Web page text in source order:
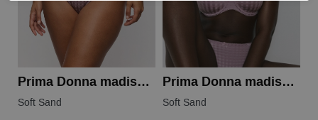
Prima Donna madison string
Soft Sand
Prima Donna madison voorgevormde bh
Soft Sand